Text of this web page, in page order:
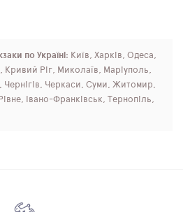
по Україні : Київ, Харків, Одеса,
Кривий Ріг, Миколаїв, Маріуполь,
Чернігів, Черкаси, Суми, Житомир,
Івано-Франківськ, Тернопіль,